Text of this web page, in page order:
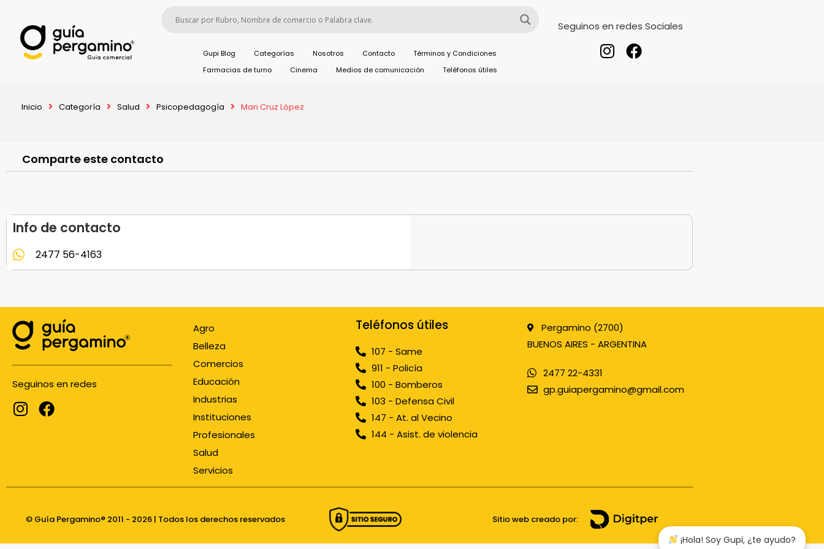
Gupi Blog Categorías Nosotros Contacto
Términos y Condiciones
Farmacias de turno
Cinema Medios de comunicación Teléfonos útiles
Seguinos en redes Sociales
Inicio Categoría Salud Psicopedagogía Mari Cruz López
Comparte este contacto
Info de contacto
2477 56-4163
Seguinos en redes
Agro
Belleza
Comercios
Educación
Industrias
Instituciones
Profesionales
Salud
Servicios
Teléfonos útiles
107 - Same
911 - Policía
100 - Bomberos
103 - Defensa Civil
147 - At. al Vecino
144 - Asist. de violencia
Pergamino (2700)
BUENOS AIRES - ARGENTINA
2477 22-4331
gp.guiapergamino@gmail.com
© Guía Pergamino® 2011 - 2026 | Todos los derechos reservados Sitio web creado por:
¡Hola! Soy Gupi, ¿te ayudo?